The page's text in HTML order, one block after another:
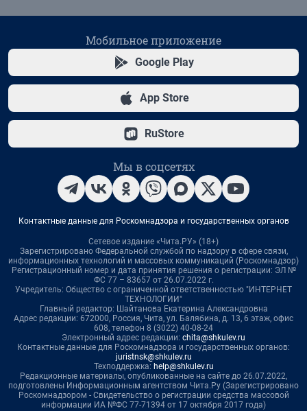
Мобильное приложение
Google Play
App Store
RuStore
Мы в соцсетях
Контактные данные для Роскомнадзора и государственных органов
Сетевое издание «Чита.РУ» (18+)
Зарегистрировано Федеральной службой по надзору в сфере связи,
информационных технологий и массовых коммуникаций (Роскомнадзор)
Регистрационный номер и дата принятия решения о регистрации: ЭЛ №
ФС 77 – 83657 от 26.07.2022 г.
Учредитель: Общество с ограниченной ответственностью "ИНТЕРНЕТ
ТЕХНОЛОГИИ"
Главный редактор: Шайтанова Екатерина Александровна
Адрес редакции: 672000, Россия, Чита, ул. Балябина, д. 13, 6 этаж, офис
608, телефон 8 (3022) 40-08-24
Электронный адрес редакции: chita@shkulev.ru
Контактные данные для Роскомнадзора и государственных органов:
juristnsk@shkulev.ru
Техподдержка: help@shkulev.ru
Редакционные материалы, опубликованные на сайте до 26.07.2022,
подготовлены Информационным агентством Чита.Ру (Зарегистрировано
Роскомнадзором - Свидетельство о регистрации средства массовой
информации ИА №ФС 77-71394 от 17 октября 2017 года)